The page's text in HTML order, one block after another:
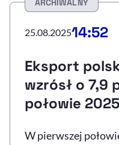
ARCHIWALNY
25.08.202514:52
Eksport
wzrósł o 7,9
połowie
W pierwszej